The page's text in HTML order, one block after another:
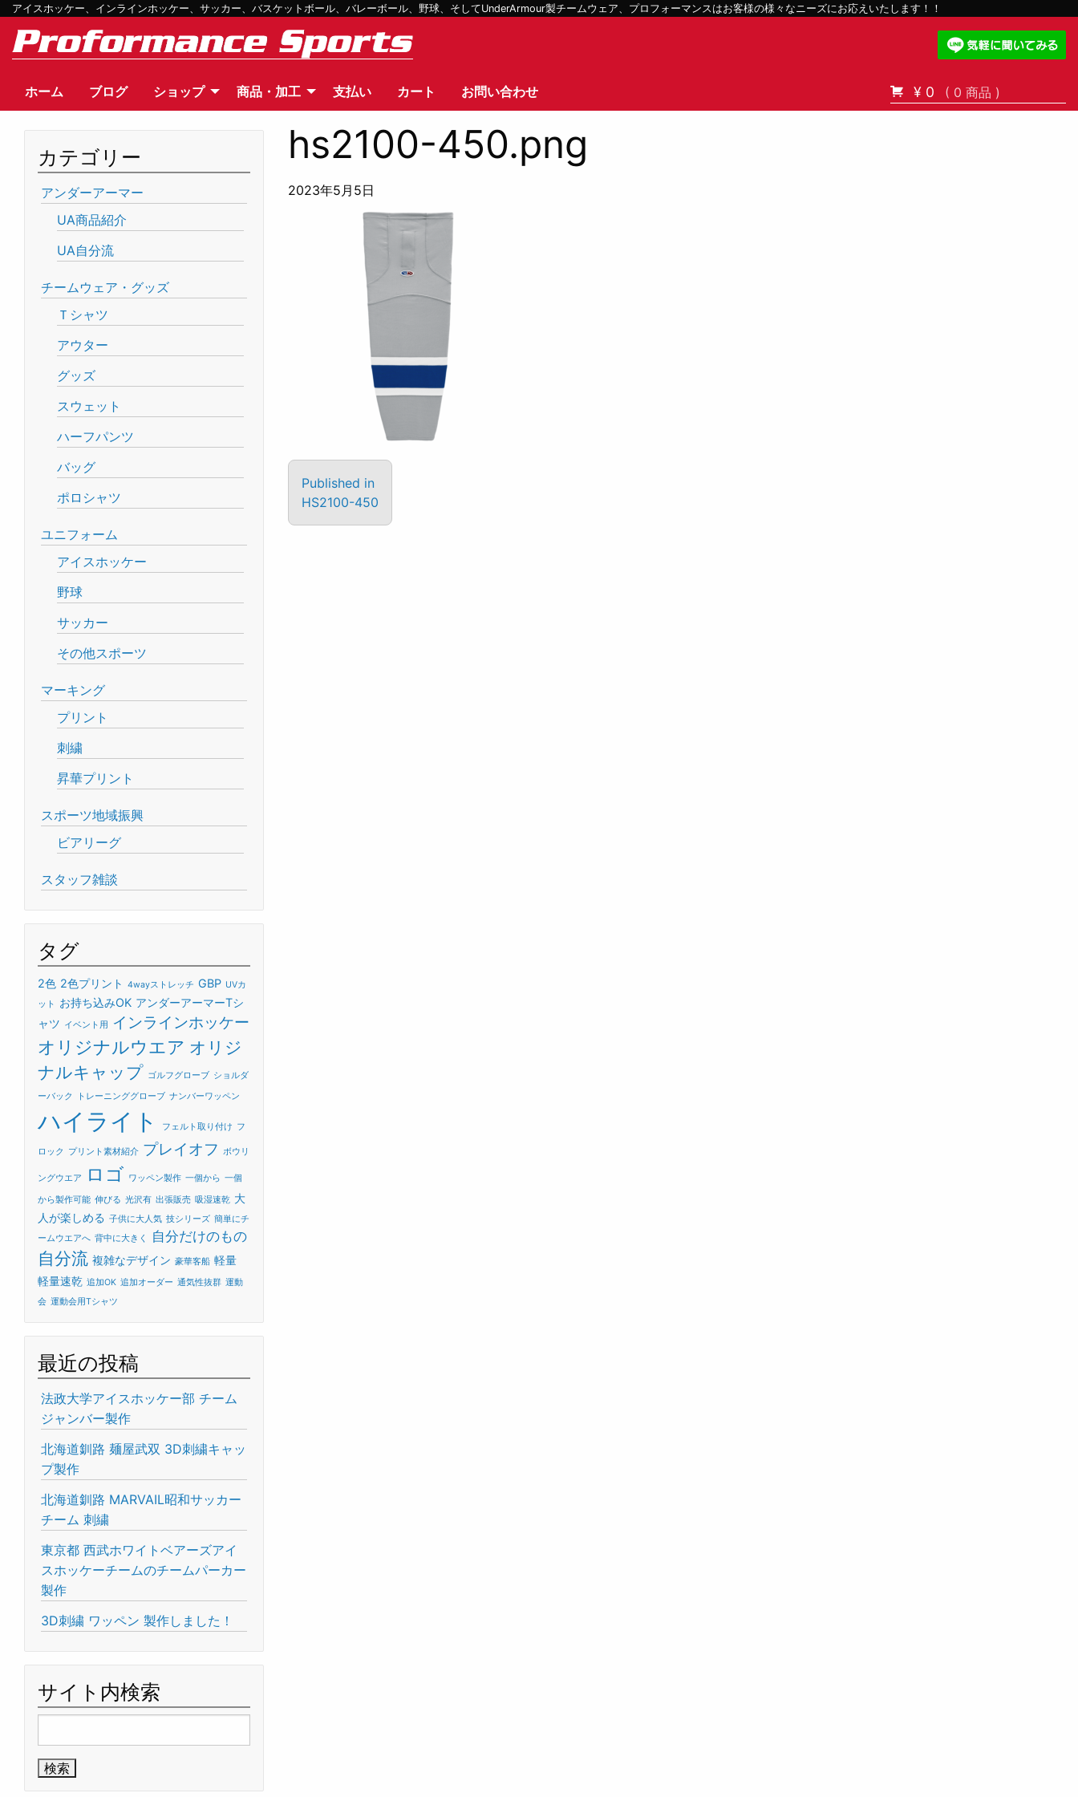
アイスホッケー、インラインホッケー、サッカー、バスケットボール、バレーボール、野球、そしてUnderArmour製チームウェア、プロフォーマンスはお客様の様々なニーズにお応えいたします！！
ホーム ブログ ショップ 商品・加工 支払い カート お問い合わせ ¥ 0 ( 0 商品 )
hs2100-450.png
2023年5月5日
Published in
HS2100-450
カテゴリー
アンダーアーマー
UA商品紹介
UA自分流
チームウェア・グッズ
Ｔシャツ
アウター
グッズ
スウェット
ハーフパンツ
バッグ
ポロシャツ
ユニフォーム
アイスホッケー
野球
サッカー
その他スポーツ
マーキング
プリント
刺繍
昇華プリント
スポーツ地域振興
ビアリーグ
スタッフ雑談
タグ
2色 2色プリント 4wayストレッチ GBP UVカ
ット
お持ち込みOK アンダーアーマーTシ
ャツ イベント用 インラインホッケー
オリジナルウエア オリジ
ナルキャップ ゴルフグローブ ショルダ
ーバック
トレーニンググローブ ナンバーワッペン
ハイライト フェルト取り付け フ
ロック プリント素材紹介 プレイオフ ボウリ
ングウエア ロゴ ワッペン製作 一個から 一個
から製作可能 伸びる 光沢有 出張販売 吸湿速乾 大
人が楽しめる 子供に大人気 技シリーズ 簡単にチ
ームウエアへ 背中に大きく 自分だけのもの
自分流 複雑なデザイン 豪華客船 軽量
軽量速乾 追加OK 追加オーダー 通気性抜群 運動
会 運動会用Tシャツ
最近の投稿
法政大学アイスホッケー部 チーム
ジャンバー製作
北海道釧路 麺屋武双 3D刺繍キャッ
プ製作
北海道釧路 MARVAIL昭和サッカー
チーム 刺繍
東京都 西武ホワイトベアーズアイ
スホッケーチームのチームパーカー
製作
3D刺繍 ワッペン 製作しました！
サイト内検索
索: